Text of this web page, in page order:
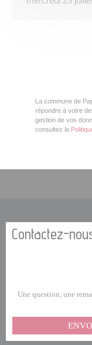
La commune de
répondre à votre
gestion de vos
consultez la
Contactez-
Une question, une